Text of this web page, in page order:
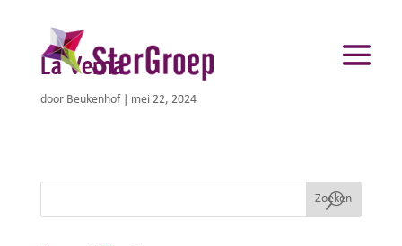
La Verna
door Beukenhof| mei 22, 2024
Zoeken